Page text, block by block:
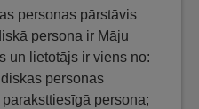
personas pārstāvis
persona ir Māju
un lietotājs ir viens no:
personas
persona;